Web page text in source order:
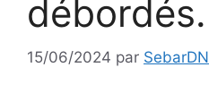
débordés.
15/06/2024 par SebarDN